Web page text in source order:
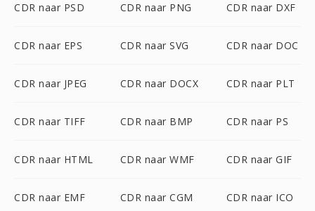
CDR naar PSD CDR naar PNG CDR naar DXF
CDR naar EPS CDR naar SVG CDR naar DOC
CDR naar JPEG CDR naar DOCX CDR naar PLT
CDR naar TIFF CDR naar BMP CDR naar PS
CDR naar HTML CDR naar WMF CDR naar GIF
CDR naar EMF CDR naar CGM CDR naar ICO